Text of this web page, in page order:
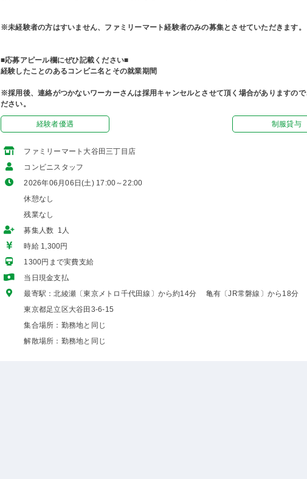
※未経験者の方はすいません、ファミリーマート経験者のみの募集とさせていただきます。
■応募アピール欄にぜひ記載ください■
経験したことのあるコンビニ名とその就業期間
※採用後、連絡がつかないワーカーさんは採用キャンセルとさせて頂く場合がありますの
ださい。
経験者優遇 制服貸与
ファミリーマート大谷田三丁目店
コンビニスタッフ
2026年06月06日(土) 17:00～22:00
休憩なし
残業なし
募集人数 1人
時給 1,300円
1300円まで実費支給
当日現金支払
最寄駅：北綾瀬〔東京メトロ千代田線〕から約14分 亀有〔JR常磐線〕から18分
東京都足立区大谷田3-6-15
集合場所：勤務地と同じ
解散場所：勤務地と同じ